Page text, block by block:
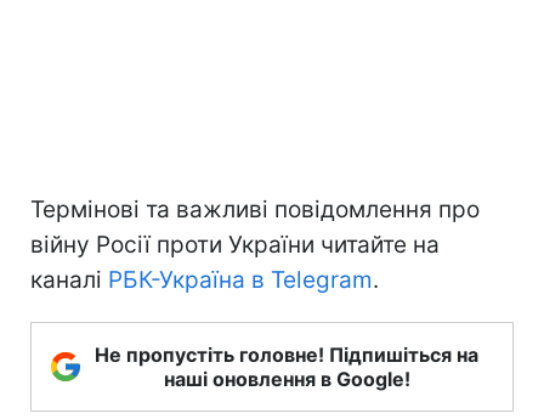
Термінові та важливі повідомлення про
війну Росії проти України читайте на
каналі РБК-Україна в Telegram.
Не пропустіть головне! Підпишіться на
наші оновлення в Google!